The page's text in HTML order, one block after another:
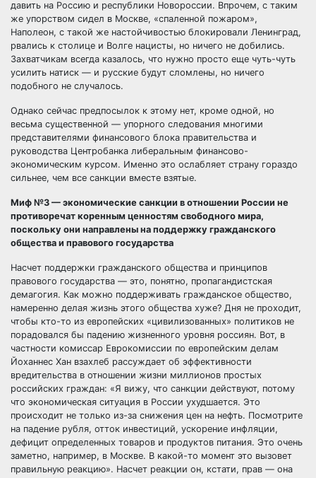
давить на Россию и республики Новороссии. Впрочем, с таким
же упорством сидел в Москве, «спаленной пожаром»,
Наполеон, с такой же настойчивостью блокировали Ленинград,
рвались к столице и Волге нацисты, но ничего не добились.
Захватчикам всегда казалось, что нужно просто еще чуть-чуть
усилить натиск — и русские будут сломлены, но ничего
подобного не случалось.
Однако сейчас предпосылок к этому нет, кроме одной, но
весьма существенной — упорного следования многими
представителями финансового блока правительства и
руководства Центробанка либеральным финансово-
экономическим курсом. Именно это ослабляет страну гораздо
сильнее, чем все санкции вместе взятые.
Миф №3 — экономические санкции в отношении России не
противоречат коренным ценностям свободного мира,
поскольку они направлены на поддержку гражданского
общества и правового государства
Насчет поддержки гражданского общества и принципов
правового государства — это, понятно, пропагандистская
демагогия. Как можно поддерживать гражданское общество,
намеренно делая жизнь этого общества хуже? Дня не проходит,
чтобы кто-то из европейских «цивилизованных» политиков не
порадовался бы падению жизненного уровня россиян. Вот, в
частности комиссар Еврокомиссии по европейским делам
Йоханнес Хан взахлеб рассуждает об эффективности
вредительства в отношении жизни миллионов простых
российских граждан: «Я вижу, что санкции действуют, потому
что экономическая ситуация в России ухудшается. Это
происходит не только из-за снижения цен на нефть. Посмотрите
на падение рубля, отток инвестиций, ускорение инфляции,
дефицит определенных товаров и продуктов питания. Это очень
заметно, например, в Москве. В какой-то момент это вызовет
правильную реакцию». Насчет реакции он, кстати, прав — она